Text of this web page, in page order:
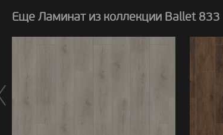
Еще Ламинат из коллекции Ballet 833